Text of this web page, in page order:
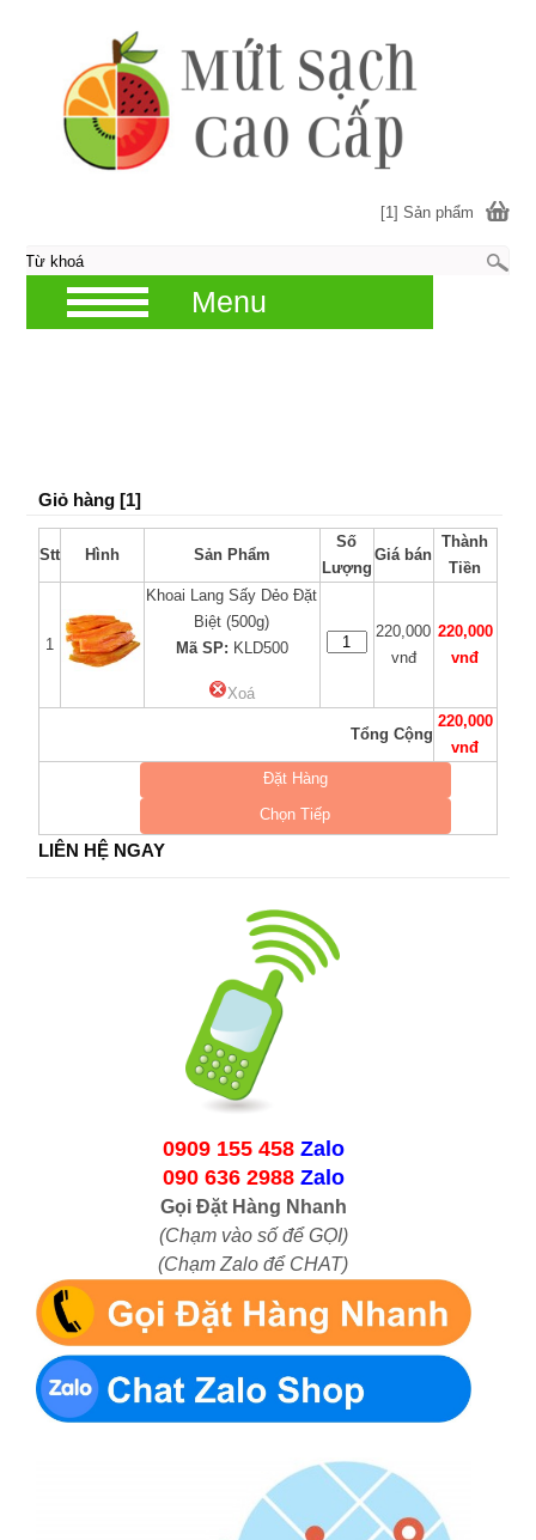
Giỏ hàng [1]
Stt Hình Sản Phẩm
Số
Lượng
Giá bán
Thành
Tiền
1
Khoai Lang Sấy Dẻo Đặt
Biệt (500g)
Mã SP: KLD500
Xoá
220,000
vnđ
220,000
vnđ
Tổng Cộng
220,000
vnđ
Đặt Hàng
Chọn Tiếp
LIÊN HỆ NGAY
0909 155 458 Zalo
090 636 2988 Zalo
Gọi Đặt Hàng Nhanh
(Chạm vào số để GỌI)
(Chạm Zalo để CHAT)
[1] Sản phẩm
Menu